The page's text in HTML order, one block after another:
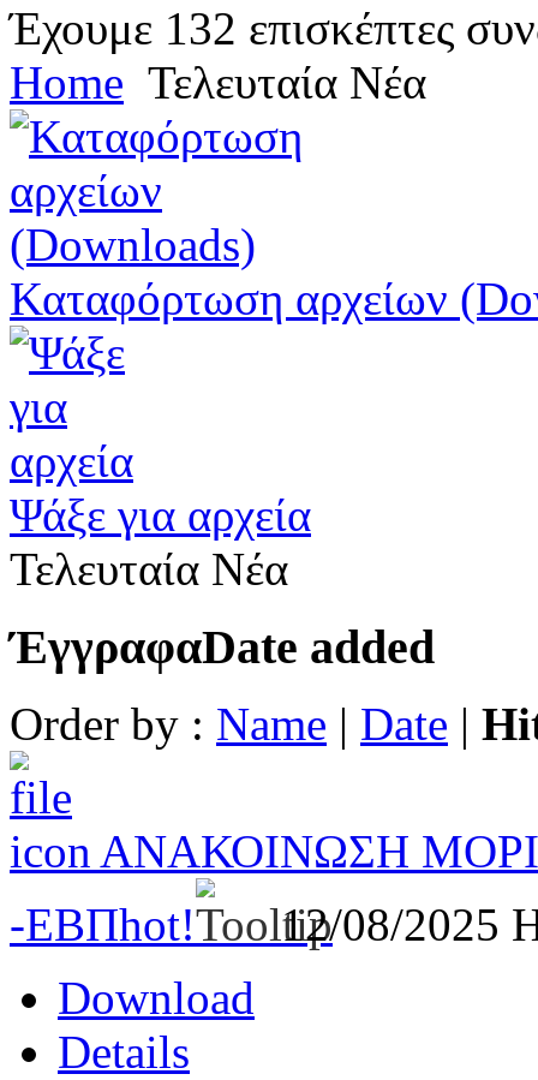
Έχουμε 132 επισκέπτες
Home Τελευταία Νέα
Καταφόρτωση αρχείων
Ψάξε για αρχεία
Τελευταία Νέα
ΈγγραφαDate added
Order by : Name | Date |
ΑΝΑΚΟΙΝΩΣΗ
-ΕΒΠhot! 12/08/2025
Download
Details